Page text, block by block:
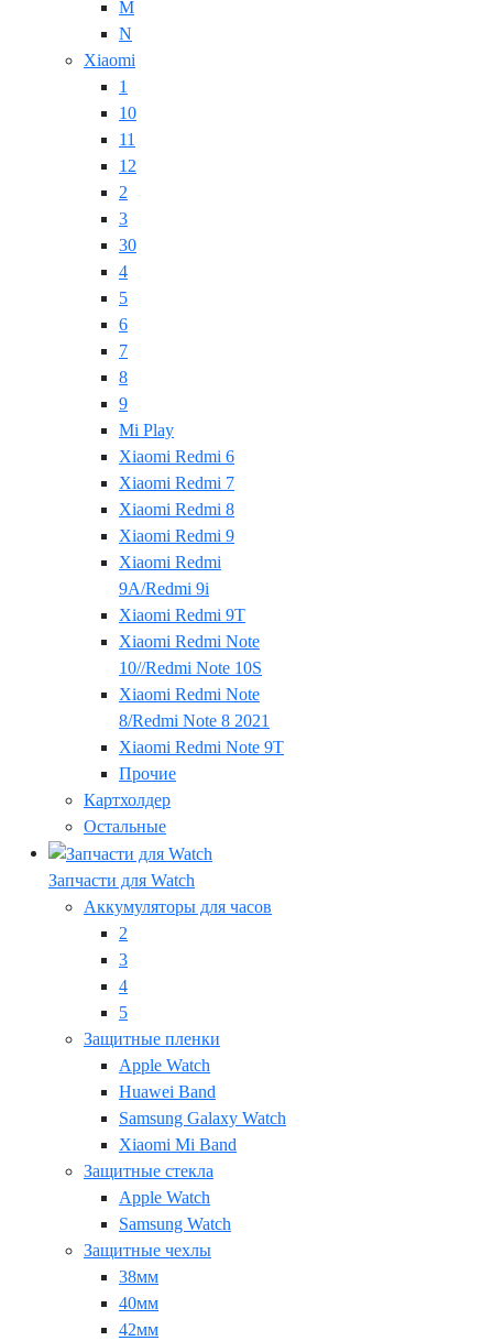
M
N
Xiaomi
1
10
11
12
2
3
30
4
5
6
7
8
9
Mi Play
Xiaomi Redmi 6
Xiaomi Redmi 7
Xiaomi Redmi 8
Xiaomi Redmi 9
Xiaomi Redmi
9A/Redmi 9i
Xiaomi Redmi 9T
Xiaomi Redmi Note
10//Redmi Note 10S
Xiaomi Redmi Note
8/Redmi Note 8 2021
Xiaomi Redmi Note 9T
Прочие
Картхолдер
Остальные
Запчасти для Watch
Аккумуляторы для часов
2
3
4
5
Защитные пленки
Apple Watch
Huawei Band
Samsung Galaxy Watch
Xiaomi Mi Band
Защитные стекла
Apple Watch
Samsung Watch
Защитные чехлы
38мм
40мм
42мм